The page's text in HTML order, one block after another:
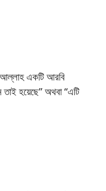
তাই হয়েছে” অথবা “এটি